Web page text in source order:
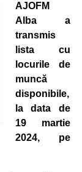
AJOFM
Alba a
transmis
lista cu
locurile de
muncă
disponibile,
la data de
19 martie
2024, pe